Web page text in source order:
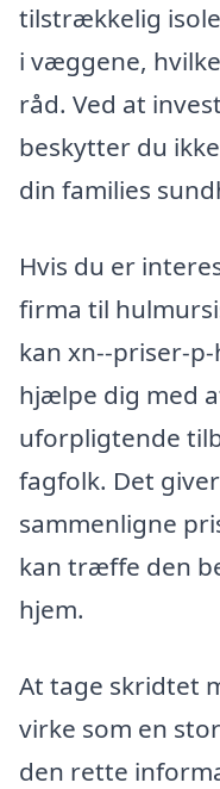
tilstrækkelig
i væggene,
råd. Ved at
beskytter du
din families
Hvis du er
firma til
kan xn--priser-
hjælpe dig med
uforpligtende
fagfolk. Det
sammenligne
kan træffe den
hjem.
At tage skridtet
virke som en
den rette